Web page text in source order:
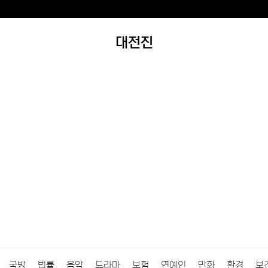
대전진
국방 법률 음악 드라마 보험 연예인 만화 환경 보